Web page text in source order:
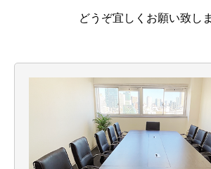
どうぞ宜しくお願い致しま